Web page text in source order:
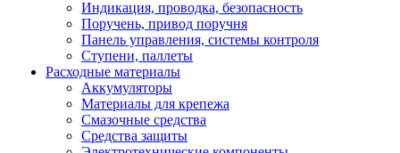
Индикация, проводка, безопасность
Поручень, привод поручня
Панель управления, системы контроля
Ступени, паллеты
Расходные материалы
Аккумуляторы
Материалы для крепежа
Смазочные средства
Средства защиты